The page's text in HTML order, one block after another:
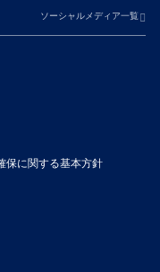
ソーシャルメディア一覧
保に関する基本方針